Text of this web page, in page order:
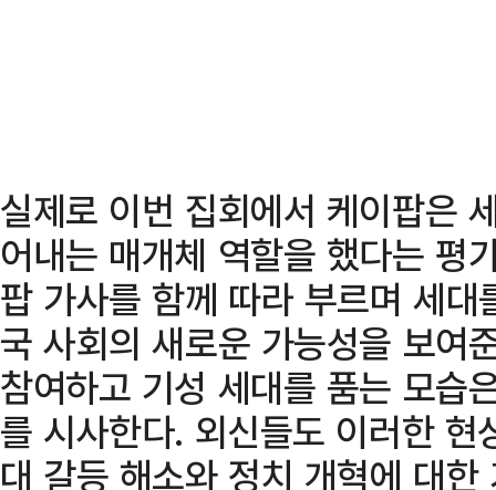
실제로 이번 집회에서 케이팝은
어내는 매개체 역할을 했다는 평
팝 가사를 함께 따라 부르며 세
국 사회의 새로운 가능성을 보여
참여하고 기성 세대를 품는 모습
를 시사한다. 외신들도 이러한
대 갈등 해소와 정치 개혁에 대한